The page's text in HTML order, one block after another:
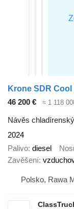
Krone SDR
46 200 €
≈ 1 118
Návěs chladírenský
2024
Palivo diesel
Zavěšení
Polsko, Rawa